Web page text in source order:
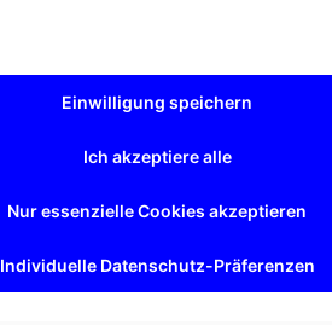
Einwilligung speichern
Ich akzeptiere alle
Nur essenzielle Cookies akzeptieren
Individuelle Datenschutz-Präferenzen